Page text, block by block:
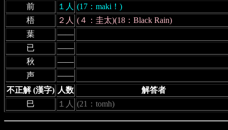
前
１人 (17：maki！)
梧
２人 (４：圭太)(18：Black Rain)
葉
――
已
――
秋
――
声
――
不正解 (漢字) 人数
解答者
巳
１人 (21：tomh)